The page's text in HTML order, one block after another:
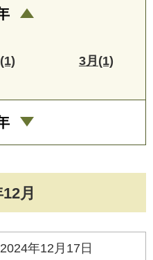
月
年12月17日
3月(1)